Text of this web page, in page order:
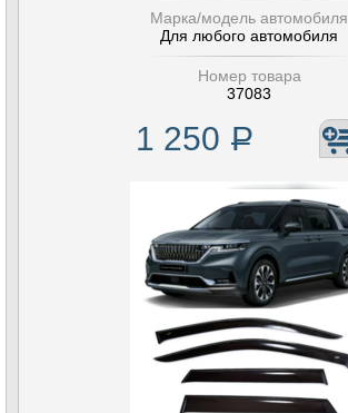
Марка/модель автомобиля
Для любого автомобиля
Номер товара
37083
1 250 Р